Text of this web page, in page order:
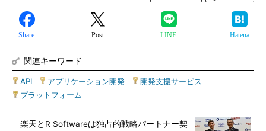
Share Post LINE Hatena
関連キーワード
API アプリケーション開発 開発支援サービス
プラットフォーム
楽天とR Softwareは独占的戦略パートナー契